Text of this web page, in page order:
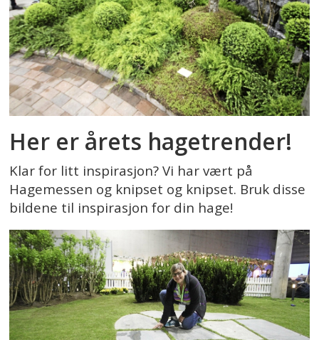
Her er årets hagetrender!
Klar for litt inspirasjon? Vi har vært på
Hagemessen og knipset og knipset. Bruk disse
bildene til inspirasjon for din hage!